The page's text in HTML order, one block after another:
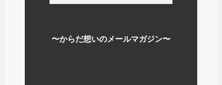
〜からだ想いのメールマガジン〜